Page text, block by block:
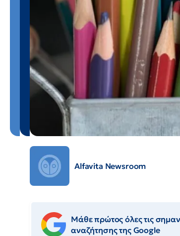
Alfavita Newsroom
Μάθε πρώτος όλες τις
αναζήτησης της Google